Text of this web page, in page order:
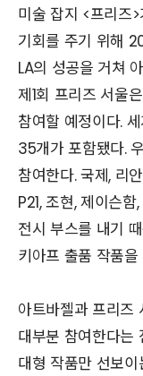
미술 잡지 <프리즈
기회를 주기 위해
LA의 성공을 거쳐
제1회 프리즈 서울
참여할 예정이다.
35개가 포함됐다.
참여한다. 국제, 리
P21, 조현, 제이슨
전시 부스를 내기
키아프 출품 작품
아트바젤과 프리즈
대부분 참여한다는
대형 작품만 선보